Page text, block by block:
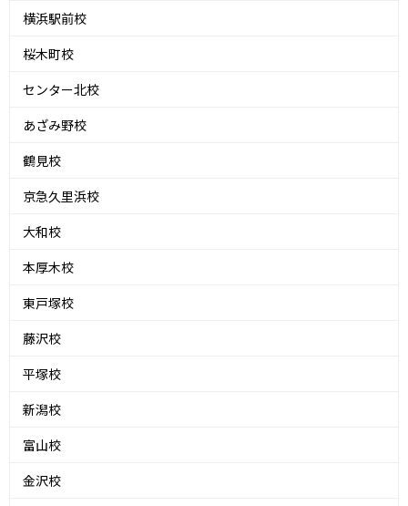
横浜駅前校
桜木町校
センター北校
あざみ野校
鶴見校
京急久里浜校
大和校
本厚木校
東戸塚校
藤沢校
平塚校
新潟校
富山校
金沢校